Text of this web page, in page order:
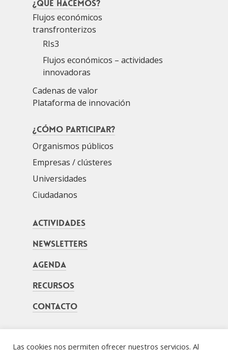
¿Qué hacemos?
Flujos económicos
transfronterizos
RIs3
Flujos económicos – actividades
innovadoras
Cadenas de valor
Plataforma de innovación
¿Cómo participar?
Organismos públicos
Empresas / clústeres
Universidades
Ciudadanos
Actividades
Newsletters
Agenda
Recursos
Contacto
Las cookies nos permiten ofrecer nuestros servicios. Al